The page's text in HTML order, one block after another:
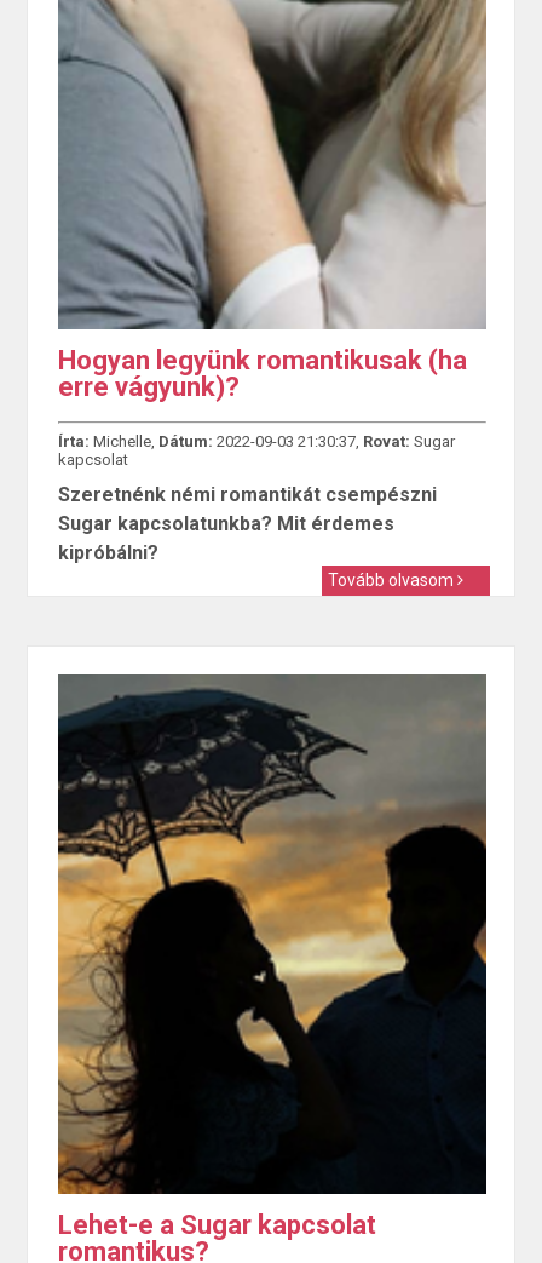
Hogyan legyünk romantikusak (ha
erre vágyunk)?
Írta: Michelle, Dátum: 2022-09-03 21:30:37, Rovat: Sugar
kapcsolat
Szeretnénk némi romantikát csempészni
Sugar kapcsolatunkba? Mit érdemes
kipróbálni?
Tovább olvasom
Lehet-e a Sugar kapcsolat
romantikus?